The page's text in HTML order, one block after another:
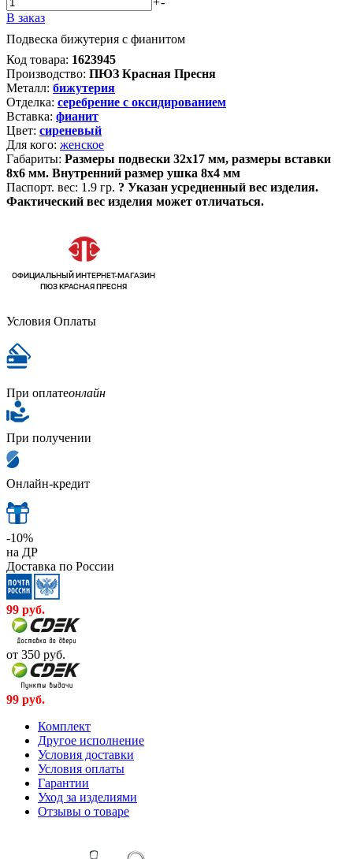
В заказ
Подвеска бижутерия с фианитом
Код товара: 1623945
Производство: ПЮЗ Красная Пресня
Металл: бижутерия
Отделка: серебрение с оксидированием
Вставка: фианит
Цвет: сиреневый
Для кого: женское
Габариты: Размеры подвески 32х17 мм, размеры вставки
8х6 мм. Внутренний размер ушка 8х4 мм
Паспорт. вес: 1.9 гр. ? Указан усредненный вес изделия.
Фактический вес изделия может отличаться.
Условия Оплаты
При оплатеонлайн
При получении
Онлайн-кредит
-10%
на ДР
Доставка по России
99 руб.
от 350 руб.
99 руб.
Комплект
Другое исполнение
Условия доставки
Условия оплаты
Гарантии
Уход за изделиями
Отзывы о товаре